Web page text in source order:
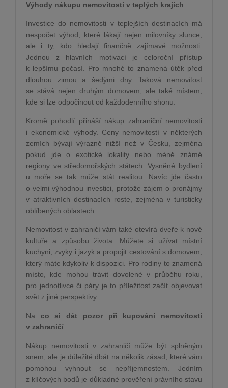
Výhody nákupu nemovitosti v teplých krajích
Investice do nemovitosti v teplejších destinacích má
nespočet výhod, které lákají nejen milovníky slunce,
ale i ty, kdo hledají finančně zajímavé možnosti.
Jednou z hlavních motivací je celoroční přístup
k lepšímu počasí. Pro mnohé to znamená útěk před
dlouhou zimou a šedými dny. Taková nemovitost
se stává nejen druhým domovem, ale také místem,
kde si lze odpočinout od každodenního shonu.
Kromě pohodlí přináší nákup zahraniční nemovitosti
i ekonomické výhody. Ceny nemovitostí v některých
zemích bývají výrazně nižší než v Česku, zejména
pokud jde o exotické lokality nebo méně známé
regiony ve středomořských státech. Vysněné bydlení
u moře se tak může stát realitou. Navíc jde často
o velmi výhodnou investici, protože zájem o pronájmy
v atraktivních destinacích roste, zejména v turisticky
oblíbených oblastech.
Nemovitost v zahraničí vám také otevírá dveře k nové
kultuře a způsobu života. Můžete si užívat místní
kuchyni, zvyky i jazyk a propojit cestování s domovem,
který máte kdykoliv k dispozici. Pro rodiny to znamená
místo, kde mohou trávit dovolené v průběhu roku,
pro jednotlivce či páry je to příležitost začít objevovat
svět z jiné perspektivy.
Na co si dát pozor při kupování nemovitosti
v zahraničí
Nákup nemovitosti v zahraničí může být splněným
snem, ale je důležité dbát na několik zásad, které vám
pomohou vyhnout se nepříjemnostem. Jedním
z klíčových bodů je důkladné prověření právního stavu